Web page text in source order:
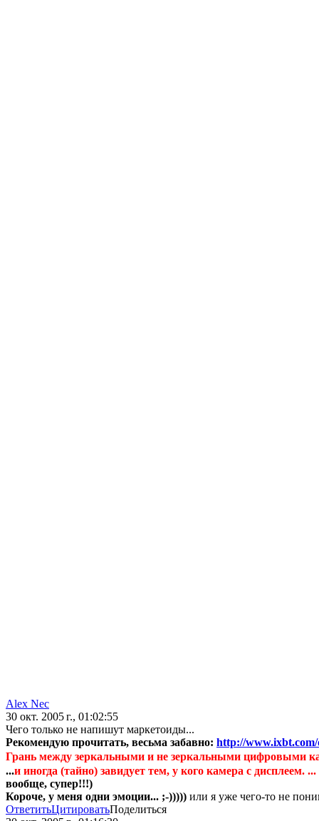
Alex Nec
30 окт. 2005 г., 01:02:55
Чего только не напишут маркетоиды...
Рекомендую прочитать, весьма забавно: http://www.ixbt.com/
Грань между зеркальными и не зеркальными цифровыми
...и иногда (тайно) завидует тем, у кого камера с дисплеем. ...
вообще, супер!!!)
Короче, у меня одни эмоции... ;-))))) или я уже чего-то не
ОтветитьЦитироватьПоделиться